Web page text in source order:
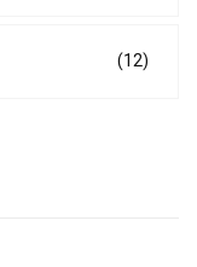
(12)